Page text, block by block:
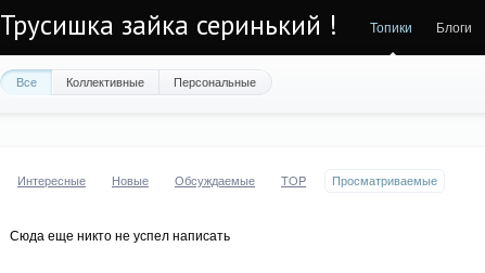
Трусишка зайка серинький ! Топики Блоги
Все Коллективные Персональные
Интересные Новые Обсуждаемые TOP Просматриваемые
Сюда еще никто не успел написать